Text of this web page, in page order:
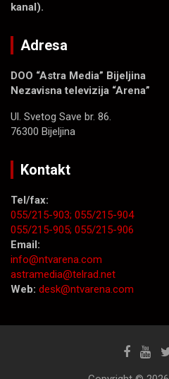
kanal).
Adresa
DOO “Astra Media” Bijeljina
Nezavisna televizija “Arena”
Ul. Svetog Save br. 86.
76300 Bijeljina
Kontakt
Tel/fax:
055/215-903; 055/215-904
055/215-905; 055/215-906
Email:
info@ntvarena.com
astramedia@telrad.net
Web: desk@ntvarena.com